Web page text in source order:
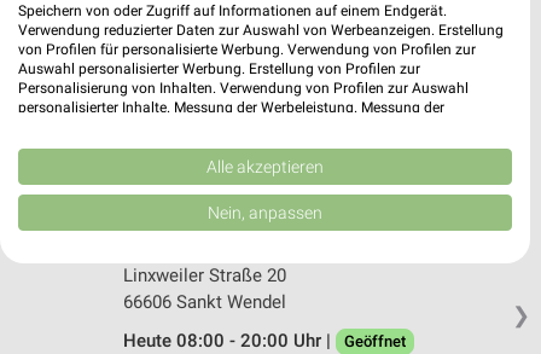
BAUHAUS Ensdorf
Gustav-Stresemann-Str 7
66806 Ensdorf
586,48 km • Angebote: 1 Prospekt
❯
Linxweiler Straße 20
66606 Sankt Wendel
Heute 08:00 - 20:00 Uhr |
Geöffnet
Speichern von oder Zugriff auf Informationen auf einem Endgerät.
Verwendung reduzierter Daten zur Auswahl von Werbeanzeigen. Erstellung
von Profilen für personalisierte Werbung. Verwendung von Profilen zur
Auswahl personalisierter Werbung. Erstellung von Profilen zur
Personalisierung von Inhalten. Verwendung von Profilen zur Auswahl
personalisierter Inhalte. Messung der Werbeleistung. Messung der
Kombinationen von Daten aus verschiedenen Quellen. Entwicklung und
Verbesserung der Angebote. Verwendung reduzierter Daten zur Auswahl
von Inhalten.
Daten können außerhalb der Europäischen Union weitergegeben und in die
Website/App.
Partnerliste anzeigen (1 IAB-Anbieter)
Wir nutzen Ihre Daten für folgende Zwecke:
Alle akzeptieren
Nein, anpassen